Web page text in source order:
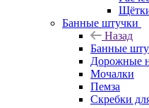
Банные штучки
Назад
Банные
Дорожные
Мочалки
Пемза
Скребки